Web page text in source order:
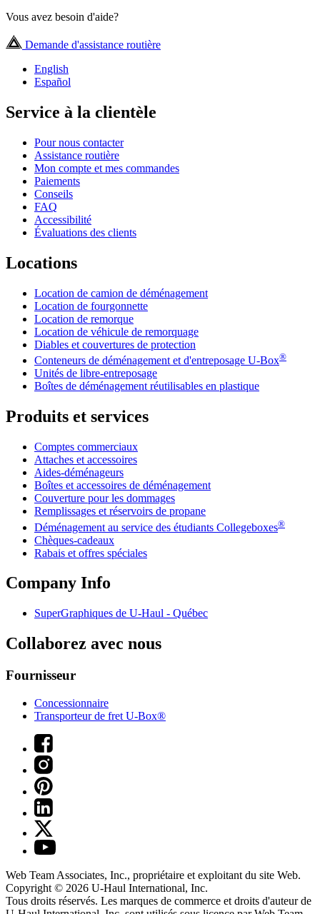
Vous avez besoin d'aide?
Demande d'assistance routière
English
Español
Service à la clientèle
Pour nous contacter
Assistance routière
Mon compte et mes commandes
Paiements
Conseils
FAQ
Accessibilité
Évaluations des clients
Locations
Location de camion de déménagement
Location de fourgonnette
Location de remorque
Location de véhicule de remorquage
Diables et couvertures de protection
Conteneurs de déménagement et d'entreposage U-Box®
Unités de libre-entreposage
Boîtes de déménagement réutilisables en plastique
Produits et services
Comptes commerciaux
Attaches et accessoires
Aides-déménageurs
Boîtes et accessoires de déménagement
Couverture pour les dommages
Remplissages et réservoirs de propane
Déménagement au service des étudiants Collegeboxes®
Chèques-cadeaux
Rabais et offres spéciales
Company Info
SuperGraphiques de U-Haul - Québec
Collaborez avec nous
Fournisseur
Concessionnaire
Transporteur de fret U-Box®
Web Team Associates, Inc., propriétaire et exploitant du site Web.
Copyright © 2026 U-Haul International, Inc.
Tous droits réservés. Les marques de commerce et droits d'auteur de